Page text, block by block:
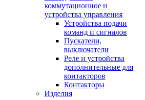
коммутационное и
устройства управления
Устройства подачи
команд и сигналов
Пускатели,
выключатели
Реле и устройства
дополнительные для
контакторов
Контакторы
Изделия